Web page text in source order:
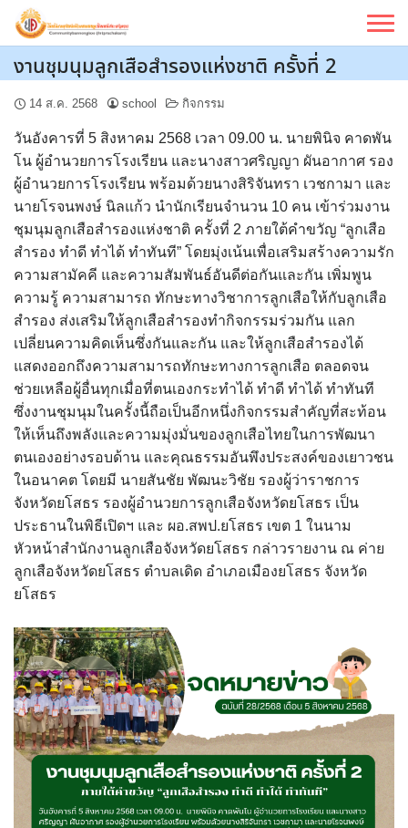
Skip
งานชุมนุมลูกเสือสำรองแห่งชาติ ครั้งที่ 2
14 ส.ค. 2568 school กิจกรรม
วันอังคารที่ 5 สิงหาคม 2568 เวลา 09.00 น. นายพินิจ คาดพัน
โน ผู้อำนวยการโรงเรียน และนางสาวศริญญา ผันอากาศ รอง
ผู้อำนวยการโรงเรียน พร้อมด้วยนางสิริจันทรา เวชกามา และ
นายโรจนพงษ์ นิลแก้ว นำนักเรียนจำนวน 10 คน เข้าร่วมงาน
ชุมนุมลูกเสือสำรองแห่งชาติ ครั้งที่ 2 ภายใต้คำขวัญ “ลูกเสือ
สำรอง ทำดี ทำได้ ทำทันที” โดยมุ่งเน้นเพื่อเสริมสร้างความรัก
ความสามัคคี และความสัมพันธ์อันดีต่อกันและกัน เพิ่มพูน
ความรู้ ความสามารถ ทักษะทางวิชาการลูกเสือให้กับลูกเสือ
สำรอง ส่งเสริมให้ลูกเสือสำรองทำกิจกรรมร่วมกัน แลก
เปลี่ยนความคิดเห็นซึ่งกันและกัน และให้ลูกเสือสำรองได้
แสดงออกถึงความสามารถทักษะทางการลูกเสือ ตลอดจน
ช่วยเหลือผู้อื่นทุกเมื่อที่ตนเองกระทำได้ ทำดี ทำได้ ทำทันที
ซึ่งงานชุมนุมในครั้งนี้ถือเป็นอีกหนึ่งกิจกรรมสำคัญที่สะท้อน
ให้เห็นถึงพลังและความมุ่งมั่นของลูกเสือไทยในการพัฒนา
ตนเองอย่างรอบด้าน และคุณธรรมอันพึงประสงค์ของเยาวชน
ในอนาคต โดยมี นายสันชัย พัฒนะวิชัย รองผู้ว่าราชการ
จังหวัดยโสธร รองผู้อำนวยการลูกเสือจังหวัดยโสธร เป็น
ประธานในพิธีเปิดฯ และ ผอ.สพป.ยโสธร เขต 1 ในนาม
หัวหน้าสำนักงานลูกเสือจังหวัดยโสธร กล่าวรายงาน ณ ค่าย
ลูกเสือจังหวัดยโสธร ตำบลเดิด อำเภอเมืองยโสธร จังหวัด
ยโสธร